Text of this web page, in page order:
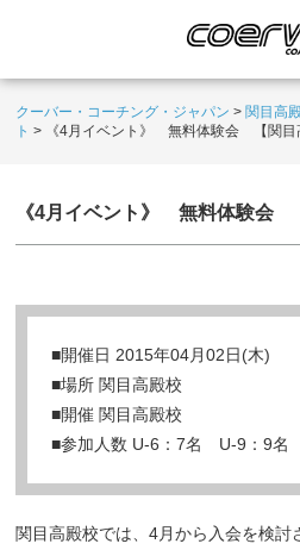
クーバー・コーチング・ジャパン > 関目高
ト > 《4月イベント》 無料体験会 【関目
《4月イベント》 無料体験会
■開催日 2015年04月02日(木)
■場所 関目高殿校
■開催 関目高殿校
■参加人数 U-6：7名 U-9：9名
関目高殿校では、4月から入会を検討